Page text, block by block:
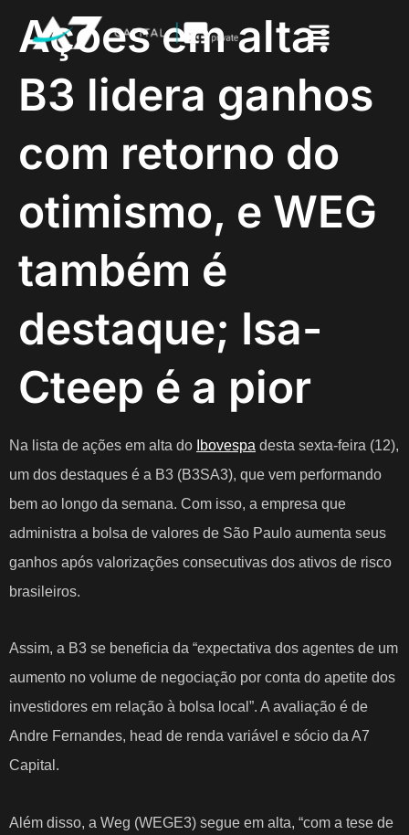
Ações em alta:
B3 lidera ganhos
com retorno do
otimismo, e WEG
também é
destaque; Isa-
Cteep é a pior
Na lista de ações em alta do Ibovespa desta sexta-feira (12),
um dos destaques é a B3 (B3SA3), que vem performando
bem ao longo da semana. Com isso, a empresa que
administra a bolsa de valores de São Paulo aumenta seus
ganhos após valorizações consecutivas dos ativos de risco
brasileiros.
Assim, a B3 se beneficia da “expectativa dos agentes de um
aumento no volume de negociação por conta do apetite dos
investidores em relação à bolsa local”. A avaliação é de
Andre Fernandes, head de renda variável e sócio da A7
Capital.
Além disso, a Weg (WEGE3) segue em alta, “com a tese de